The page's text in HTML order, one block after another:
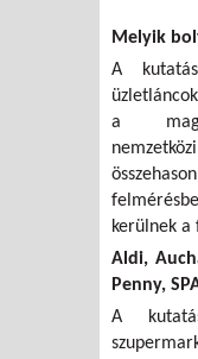
Melyik
A
a
kerülnek a
Aldi,
Penny,
A